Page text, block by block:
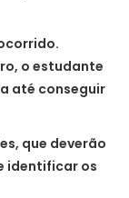
o estudante
até conseguir
que deverão
identificar os